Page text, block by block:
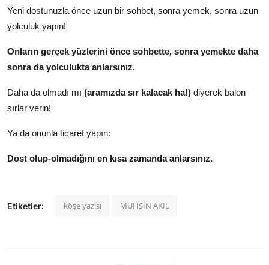
Yeni dostunuzla önce uzun bir sohbet, sonra yemek, sonra uzun
yolculuk yapın!
Onların gerçek yüzlerini önce sohbette, sonra yemekte daha
sonra da yolculukta anlarsınız.
Daha da olmadı mı (aramızda sır kalacak ha!) diyerek balon
sırlar verin!
Ya da onunla ticaret yapın:
Dost olup-olmadığını en kısa zamanda anlarsınız.
Etiketler: köşe yazısı MUHSİN AKIL